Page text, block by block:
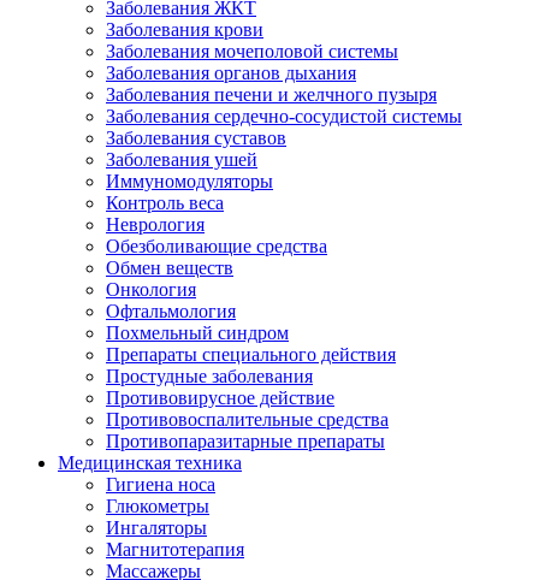
Заболевания ЖКТ
Заболевания крови
Заболевания мочеполовой системы
Заболевания органов дыхания
Заболевания печени и желчного пузыря
Заболевания сердечно-сосудистой системы
Заболевания суставов
Заболевания ушей
Иммуномодуляторы
Контроль веса
Неврология
Обезболивающие средства
Обмен веществ
Онкология
Офтальмология
Похмельный синдром
Препараты специального действия
Простудные заболевания
Противовирусное действие
Противовоспалительные средства
Противопаразитарные препараты
Медицинская техника
Гигиена носа
Глюкометры
Ингаляторы
Магнитотерапия
Массажеры